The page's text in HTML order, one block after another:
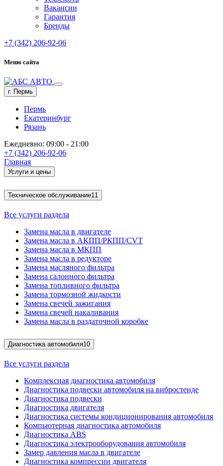
Вакансии
Гарантия
Бренды
+7 (342) 206-92-06
Меню сайта
г. Пермь
Пермь
Екатеринбург
Рязань
Ежедневно: 09:00 - 21:00
+7 (342) 206-92-06
Главная
Услуги и цены
Техническое обслуживание11
Все услуги раздела
Замена масла в двигателе
Замена масла в АКПП/РКПП/CVT
Замена масла в МКПП
Замена масла в редукторе
Замена масляного фильтра
Замена салонного фильтра
Замена топливного фильтра
Замена тормозной жидкости
Замена свечей зажигания
Замена свечей накаливания
Замена масла в раздаточной коробке
Диагностика автомобиля10
Все услуги раздела
Комплексная диагностика автомобиля
Диагностика подвески автомобиля на вибростенде
Диагностика подвески
Диагностика двигателя
Диагностика системы кондиционирования автомобиля
Компьютерная диагностика автомобиля
Диагностика ABS
Диагностика электрооборудования автомобиля
Замер давления масла в двигателе
Диагностика компрессии двигателя